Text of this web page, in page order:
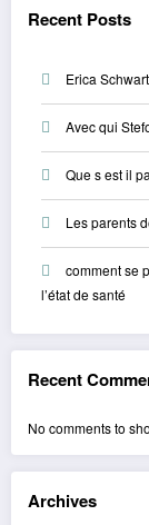
Recent Posts
Erica
Avec qui
Que s est il
Les parents
comment se
l’état de santé
Recent
No comments to
Archives